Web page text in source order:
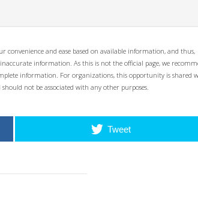
convenience and ease based on available information, and thus,
information. As this is not the official page, we
information. For organizations, this opportunity is shared
not be associated with any other purposes.
Tweet